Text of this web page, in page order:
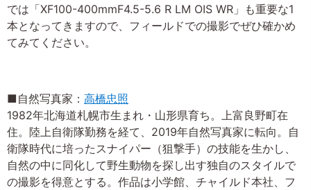
では「XF100-400mmF4.5-5.6 R LM OIS WR」も重要な1
本となってきますので、フィールドでの撮影でぜひ確かめ
てみてください。
■自然写真家： 高橋忠照
1982年北海道札幌市生まれ・山形県育ち。上富良野町在
住。陸上自衛隊勤務を経て、2019年自然写真家に転向。自
衛隊時代に培ったスナイパー（狙撃手）の技能を生かし、
自然の中に同化して野生動物を探し出す独自のスタイルで
の撮影を得意とする。作品は小学館、チャイルド本社、フ